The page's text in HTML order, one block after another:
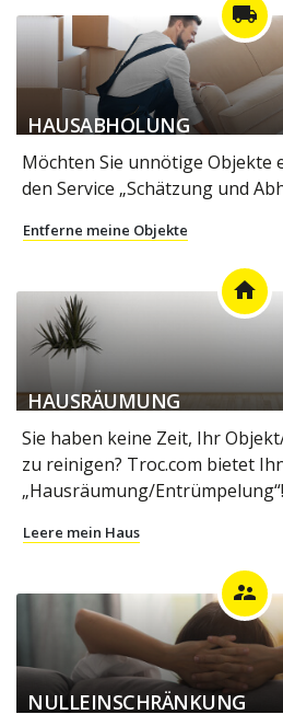
local_shipping
HAUSABHOLUNG
Möchten Sie unnötige Objekte
den Service „Schätzung und
Entferne meine Objekte
home
HAUSRÄUMUNG
Sie haben keine Zeit, Ihr
zu reinigen? Troc.com bietet
„Hausräumung/Entrümpelung“!
Leere mein Haus
supervisor_account
NULLEINSCHRÄNKUNG